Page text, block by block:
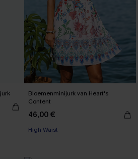
Bloemenminijurk van Heart's
Content
46,00 €
High Waist